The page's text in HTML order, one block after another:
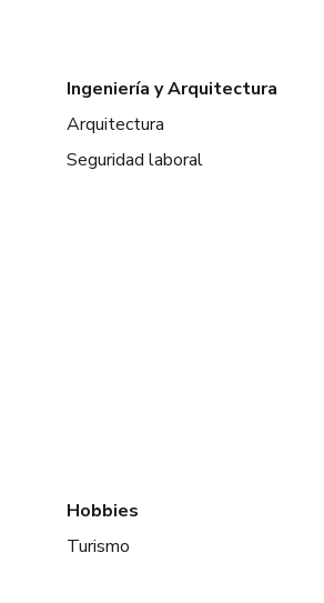
Ingeniería y Arquitectura
Arquitectura
Seguridad laboral
Hobbies
Turismo